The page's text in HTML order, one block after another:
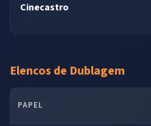
Cinecastro
Elencos de Dublagem
PAPEL